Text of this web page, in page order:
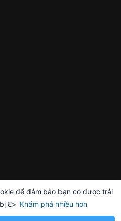
để đảm bảo bạn có được trải
ℇ> Khám phá nhiều hơn
$76.26 +3.26% BNB